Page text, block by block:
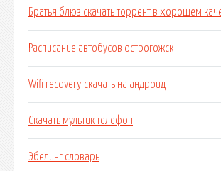
Братья блюз скачать торрент в хорошем
Расписание автобусов острогожск
Wifi recovery скачать на андроид
Скачать мультик телефон
Эбелинг словарь